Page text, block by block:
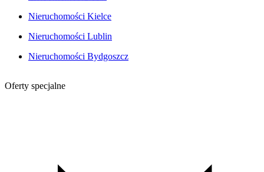
Nieruchomości Kielce
Nieruchomości Lublin
Nieruchomości Bydgoszcz
Oferty specjalne